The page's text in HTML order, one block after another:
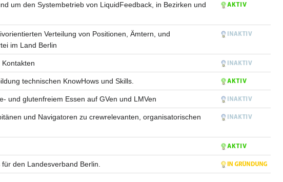
um den Systembetrieb von LiquidFeedback, in Bezirken und
Verteilung von Positionen, Ämtern, und
im Land Berlin
technischen KnowHows und Skills.
und glutenfreiem Essen auf GVen und LMVen
und Navigatoren zu crewrelevanten, organisatorischen
den Landesverband Berlin.